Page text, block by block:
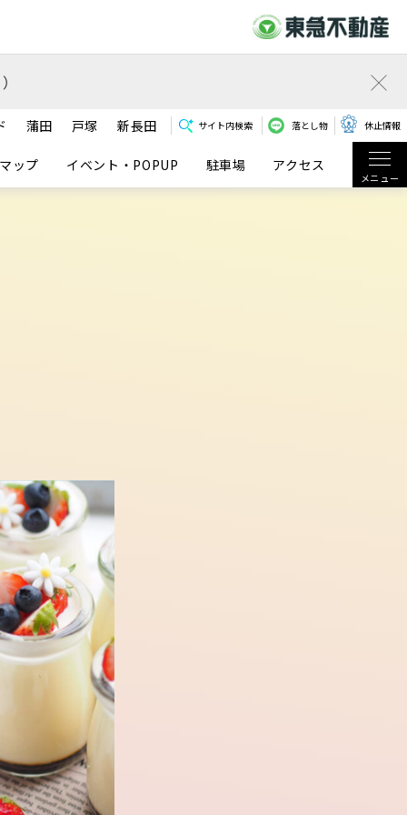
蒲田 戸塚 新長田 サイト内検索 落とし物 休止情報
ップ イベント・POPUP 駐車場 アクセス
メニュー